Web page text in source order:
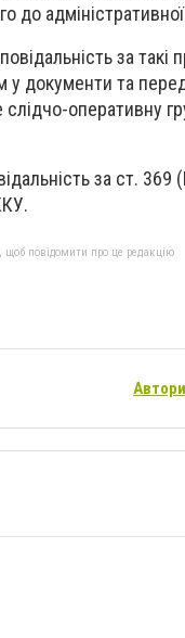
до
за такі
у документи та
оперативну
за ст. 369
щоб повідомити про це редакцію